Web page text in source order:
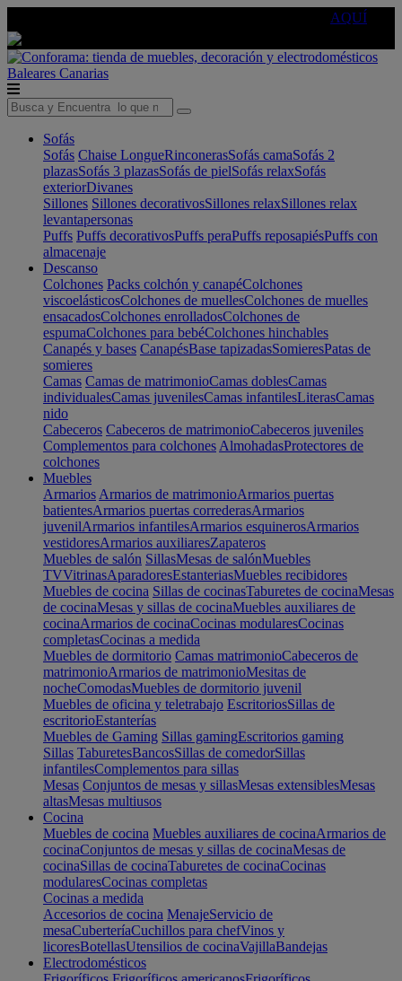
AQUÍ
Baleares Canarias
Sofás
Sofás Chaise LongueRinconerasSofás camaSofás 2
plazasSofás 3 plazasSofás de pielSofás relaxSofás
exteriorDivanes
Sillones Sillones decorativosSillones relaxSillones relax
levantapersonas
Puffs Puffs decorativosPuffs peraPuffs reposapiésPuffs con
almacenaje
Descanso
Colchones Packs colchón y canapéColchones
viscoelásticosColchones de muellesColchones de muelles
ensacadosColchones enrolladosColchones de
espumaColchones para bebéColchones hinchables
Canapés y bases CanapésBase tapizadasSomieresPatas de
somieres
Camas Camas de matrimonioCamas doblesCamas
individualesCamas juvenilesCamas infantilesLiterasCamas
nido
Cabeceros Cabeceros de matrimonioCabeceros juveniles
Complementos para colchones AlmohadasProtectores de
colchones
Muebles
Armarios Armarios de matrimonioArmarios puertas
batientesArmarios puertas correderasArmarios
juvenilArmarios infantilesArmarios esquinerosArmarios
vestidoresArmarios auxiliaresZapateros
Muebles de salón SillasMesas de salónMuebles
TVVitrinasAparadoresEstanteriasMuebles recibidores
Muebles de cocina Sillas de cocinasTaburetes de cocinaMesas
de cocinaMesas y sillas de cocinaMuebles auxiliares de
cocinaArmarios de cocinaCocinas modularesCocinas
completasCocinas a medida
Muebles de dormitorio Camas matrimonioCabeceros de
matrimonioArmarios de matrimonioMesitas de
nocheComodasMuebles de dormitorio juvenil
Muebles de oficina y teletrabajo EscritoriosSillas de
escritorioEstanterías
Muebles de Gaming Sillas gamingEscritorios gaming
Sillas TaburetesBancosSillas de comedorSillas
infantilesComplementos para sillas
Mesas Conjuntos de mesas y sillasMesas extensiblesMesas
altasMesas multiusos
Cocina
Muebles de cocina Muebles auxiliares de cocinaArmarios de
cocinaConjuntos de mesas y sillas de cocinaMesas de
cocinaSillas de cocinaTaburetes de cocinaCocinas
modularesCocinas completas
Cocinas a medida
Accesorios de cocina MenajeServicio de
mesaCuberteríaCuchillos para chefVinos y
licoresBotellasUtensilios de cocinaVajillaBandejas
Electrodomésticos